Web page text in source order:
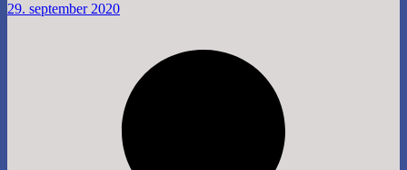
29. september 2020